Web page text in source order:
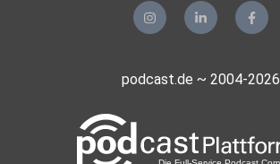
podcast.de ~ 2004-2026